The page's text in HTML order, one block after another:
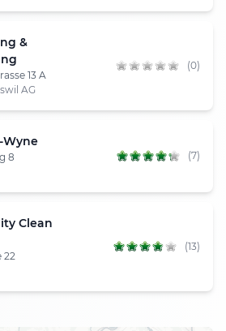
&
13 A
AG
(0)
Wyne
8
(7)
Clean
22
(13)